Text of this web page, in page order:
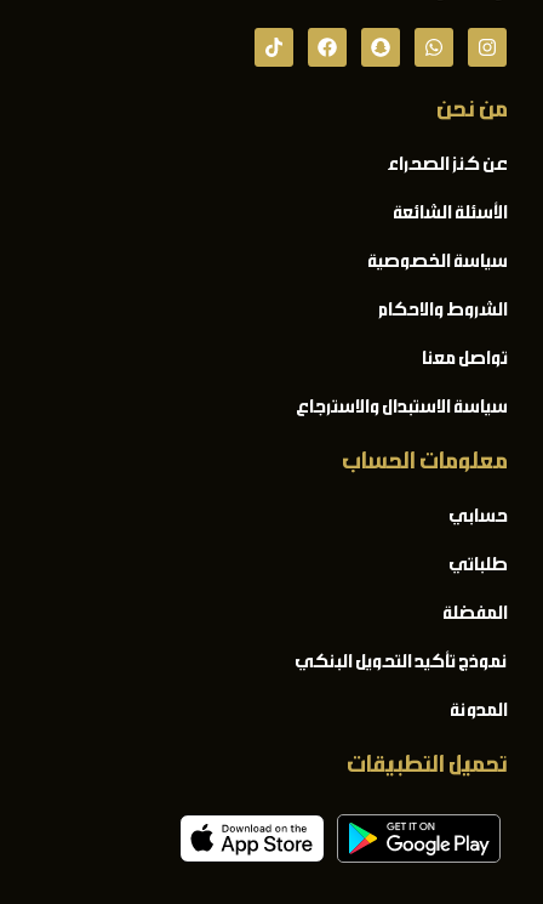
من نحن
عن كنز الصحراء
الأسئلة الشائعة
سياسة الخصوصية
الشروط والاحكام
تواصل معنا
سياسة الاستبدال والاسترجاع
معلومات الحساب
حسابي
طلباتي
المفضلة
نموذج تأكيد التحويل البنكي
المدونة
تحميل التطبيقات